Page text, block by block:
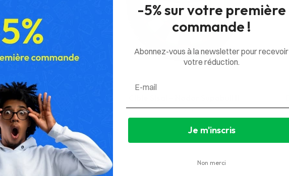
Denko
13,50€
1 avis
63,90€
-5% sur votre première
commande !
Abonnez-vous à la newsletter pour recevoir
votre réduction.
Je m'inscris
Non merci